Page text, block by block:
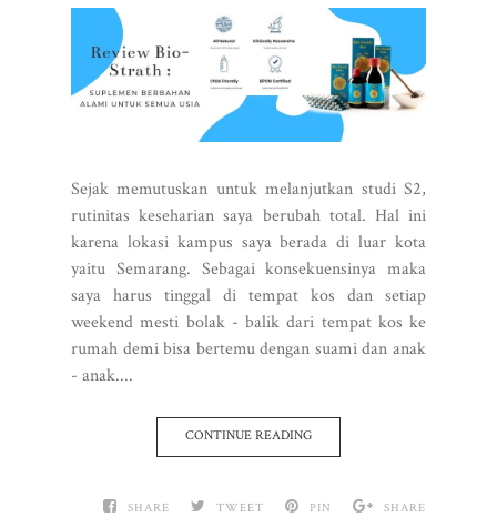
Sejak memutuskan untuk melanjutkan studi S2,
rutinitas keseharian saya berubah total. Hal ini
karena lokasi kampus saya berada di luar kota
yaitu Semarang. Sebagai konsekuensinya maka
saya harus tinggal di tempat kos dan setiap
weekend mesti bolak - balik dari tempat kos ke
rumah demi bisa bertemu dengan suami dan anak
- anak....
CONTINUE READING
SHARE TWEET PIN SHARE